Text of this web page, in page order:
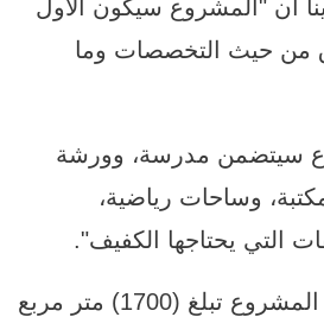
أن "المشروع سيكون الأول
من حيث التخصصات وما
سيتضمن مدرسة، وورشة
وساحات رياضية،
التي يحتاجها الكفيف".
وأضاف أن "مساحة المشروع تبلغ (1700) متر مربع